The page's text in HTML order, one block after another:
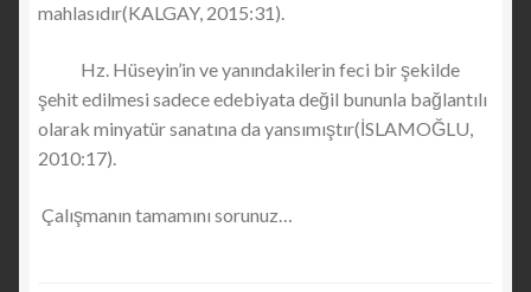
mahlasıdır(KALGAY, 2015:31).
Hz. Hüseyin’in ve yanındakilerin feci bir şekilde
şehit edilmesi sadece edebiyata değil bununla bağlantılı
olarak minyatür sanatına da yansımıştır(İSLAMOĞLU,
2010:17).
Çalışmanın tamamını sorunuz…